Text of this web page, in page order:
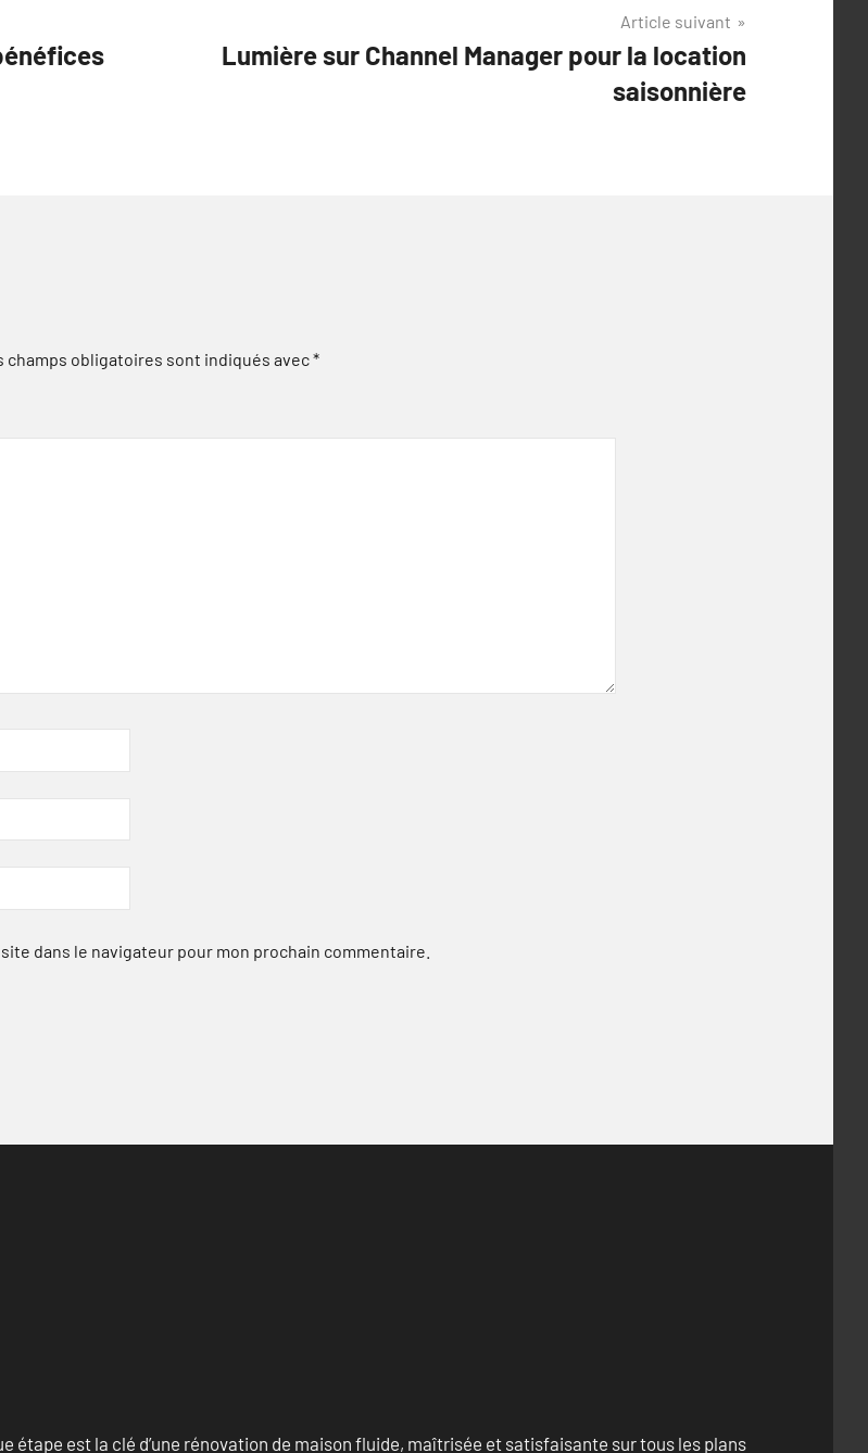
Article suivant
Lumière sur Channel Manager pour la location
saisonnière
champs obligatoires sont indiqués avec*
dans le navigateur pour mon prochain commentaire.
étape est la clé d’une rénovation de maison fluide, maîtrisée et satisfaisante sur tous les plans